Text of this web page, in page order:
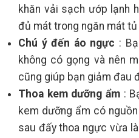
khăn vải sạch ướp lạnh
đủ mát trong ngăn mát tủ
Chú ý đến áo ngực :
không có gọng và nên
cũng giúp bạn giảm đau
Thoa kem dưỡng ẩm:
kem dưỡng ẩm có
sau đấy thoa ngực vừa